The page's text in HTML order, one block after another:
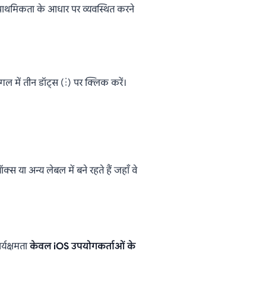
के आधार पर व्यवस्थित करने
में तीन डॉट्स (⋮) पर क्लिक करें।
या अन्य लेबल में बने रहते हैं जहाँ वे
केवल iOS उपयोगकर्ताओं के